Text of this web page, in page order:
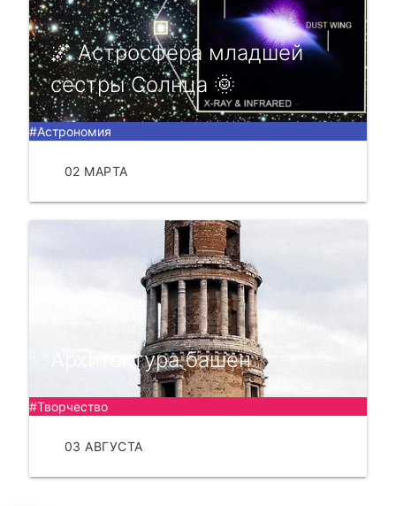
🌌 Аcтрocфeра младшeй
cecтры Coлнца 🌞
#Астрономия
02 МАРТА
Архитектура башен
#Творчество
03 АВГУСТА